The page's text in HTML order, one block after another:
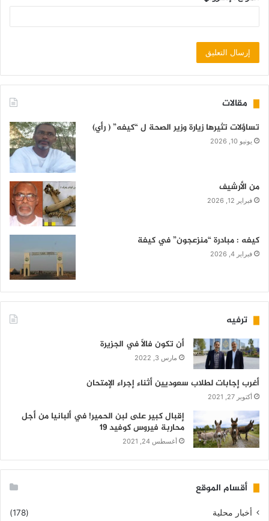
مقالات
تساؤلات تثيرها زيارة وزير الصحة ل “كيفه” ( رأي)
يونيو 10, 2026
من الأرشيف
فبراير 12, 2026
كيفه : مبادرة “منزعجون” في كيفة
فبراير 4, 2026
ترفيه
أن تكون فالاً في الجزيرة
مارس 3, 2022
أغرب إجابات لطلاب سعوديين أثناء إجراء الإمتحان
أكتوبر 27, 2021
إقبال كبير على لبن الحمير! في ألبانيا من أجل
محاربة فيروس كوفيد 19
أغسطس 24, 2021
أقسام الموقع
أخبار محلية
(178)